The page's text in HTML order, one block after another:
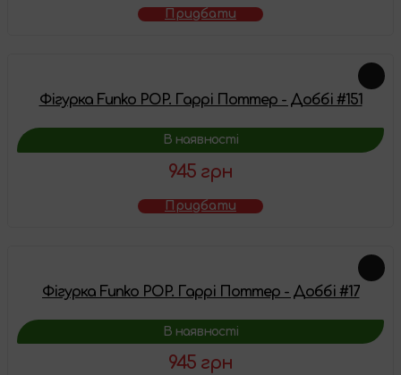
Придбати
Фігурка Funko POP. Гаррі Поттер - Доббі #151
В наявності
945 грн
Придбати
Фігурка Funko POP. Гаррі Поттер - Доббі #17
В наявності
945 грн